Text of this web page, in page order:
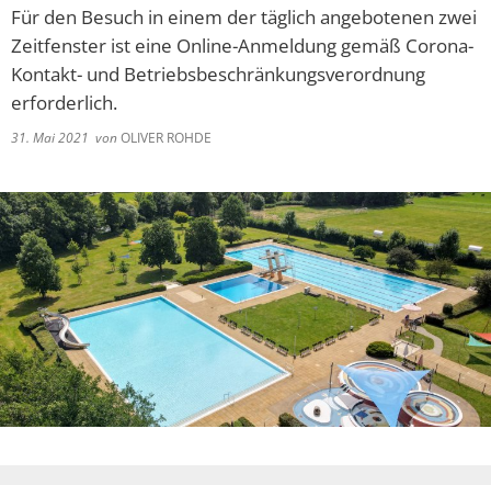
Für den Besuch in einem der täglich angebotenen zwei
Zeitfenster ist eine Online-Anmeldung gemäß Corona-
Kontakt- und Betriebsbeschränkungsverordnung
erforderlich.
31. Mai 2021 vonOLIVER ROHDE